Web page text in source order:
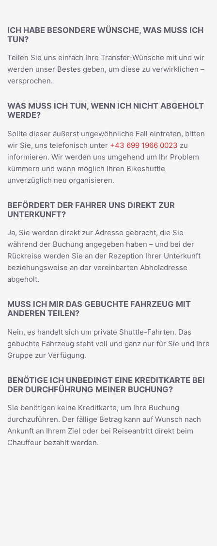
ICH HABE BESONDERE WÜNSCHE, WAS MUSS ICH
TUN?
Teilen Sie uns einfach Ihre Transfer-Wünsche mit und wir
werden unser Bestes geben, um diese zu verwirklichen –
versprochen.
WAS MUSS ICH TUN, WENN ICH NICHT ABGEHOLT
WERDE?
Sollte dieser äußerst ungewöhnliche Fall eintreten, bitten
wir Sie, uns telefonisch unter +43 699 1966 0023 zu
informieren. Wir werden uns umgehend um Ihr Problem
kümmern und wenn möglich Ihren Bikeshuttle
unverzüglich neu organisieren.
BEFÖRDERT DER FAHRER UNS DIREKT ZUR
UNTERKUNFT?
Ja, Sie werden direkt zur Adresse gebracht, die Sie
während der Buchung angegeben haben – und bei der
Rückreise werden Sie an der Rezeption Ihrer Unterkunft
beziehungsweise an der vereinbarten Abholadresse
abgeholt.
MUSS ICH MIR DAS GEBUCHTE FAHRZEUG MIT
ANDEREN TEILEN?
Nein, es handelt sich um private Shuttle-Fahrten. Das
gebuchte Fahrzeug steht voll und ganz nur für Sie und Ihre
Gruppe zur Verfügung.
BENÖTIGE ICH UNBEDINGT EINE KREDITKARTE BEI
DER DURCHFÜHRUNG MEINER BUCHUNG?
Sie benötigen keine Kreditkarte, um Ihre Buchung
durchzuführen. Der fällige Betrag kann auf Wunsch nach
Ankunft an Ihrem Ziel oder bei Reiseantritt direkt beim
Chauffeur bezahlt werden.